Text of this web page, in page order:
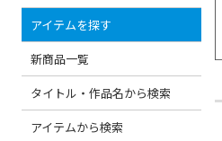
アイテムを探す
新商品一覧
タイトル・作品名から検索
アイテムから検索